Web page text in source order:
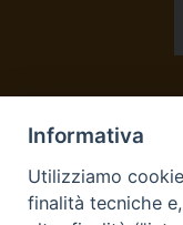
Informativa
Utilizziamo
finalità tecniche